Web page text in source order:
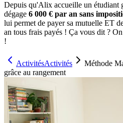
Depuis qu'Alix accueille un étudiant
dégage 6 000 € par an sans
lui permet de payer sa mutuelle ET
an tous frais payés ! Ça vous dit ?
!
ActivitésActivités
Méthode
grâce au rangement